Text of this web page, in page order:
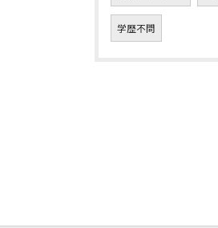
学歴不問